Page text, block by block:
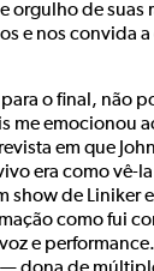
orgulho de suas
e nos convida
o final, não
me emocionou
em que
era como vê-
show de Liniker
como fui
e